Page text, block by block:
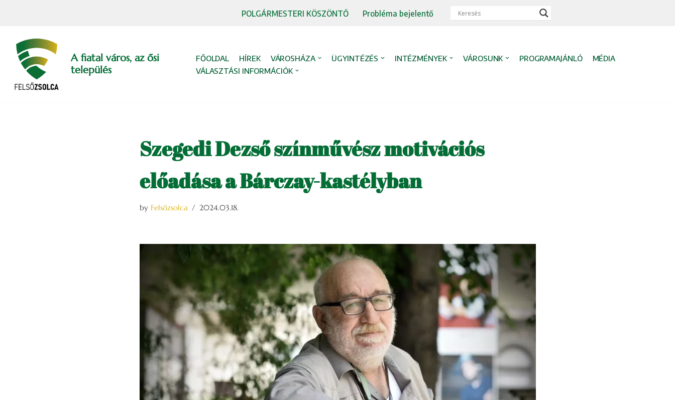
content
POLGÁRMESTERI KÖSZÖNTŐ Probléma bejelentő
A fiatal város, az ősi
település
FŐOLDAL HÍREK VÁROSHÁZA ÜGYINTÉZÉS INTÉZMÉNYEK VÁROSUNK PROGRAMAJÁNLÓ
MÉDIA
VÁLASZTÁSI INFORMÁCIÓK
Szegedi Dezső színművész motivációs
előadása a Bárczay-kastélyban
by Felsőzsolca 2024.03.18.